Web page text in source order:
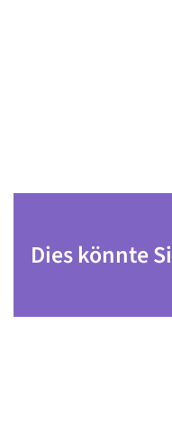
Dies könnte